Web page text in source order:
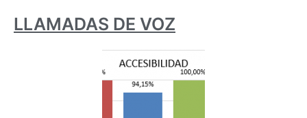
LLAMADAS DE VOZ